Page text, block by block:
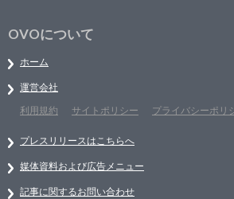
OVOについて
ホーム
運営会社
利用規約
サイトポリシー プライバシーポリ
プレスリリースはこちらへ
媒体資料および広告メニュー
記事に関するお問い合わせ